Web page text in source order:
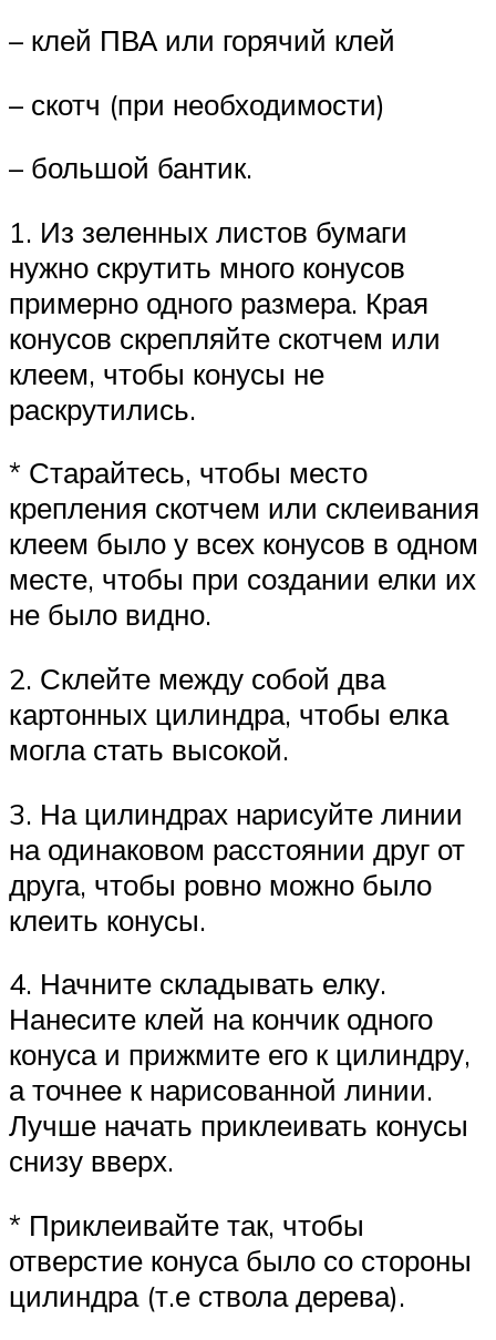
– клей ПВА или горячий клей
– скотч (при необходимости)
– большой бантик.
1. Из зеленных листов бумаги
нужно скрутить много конусов
примерно одного размера. Края
конусов скрепляйте скотчем или
клеем, чтобы конусы не
раскрутились.
* Старайтесь, чтобы место
крепления скотчем или склеивания
клеем было у всех конусов в одном
месте, чтобы при создании елки их
не было видно.
2. Склейте между собой два
картонных цилиндра, чтобы елка
могла стать высокой.
3. На цилиндрах нарисуйте линии
на одинаковом расстоянии друг от
друга, чтобы ровно можно было
клеить конусы.
4. Начните складывать елку.
Нанесите клей на кончик одного
конуса и прижмите его к цилиндру,
а точнее к нарисованной линии.
Лучше начать приклеивать конусы
снизу вверх.
* Приклеивайте так, чтобы
отверстие конуса было со стороны
цилиндра (т.е ствола дерева).